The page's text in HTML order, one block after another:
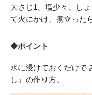
大さじ1、塩少々、し
て火にかけ、煮立った
◆ポイント
水に浸けておくだけで
し」の作り方。